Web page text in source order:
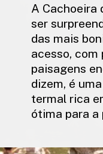
A Cachoeira
ser
das mais
acesso, com
paisagens
dizem, é
termal rica
ótima para a